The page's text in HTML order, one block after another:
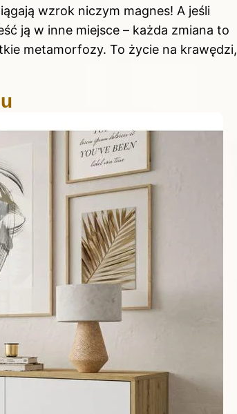
wzrok niczym magnes! A jeśli
ją w inne miejsce – każda zmiana to
metamorfozy. To życie na krawędzi,